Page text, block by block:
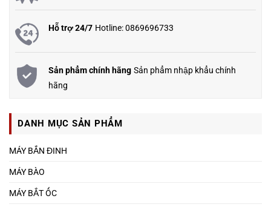
Hỗ trợ 24/7 Hotline: 0869696733
Sản phẩm chính hãng Sản phẩm nhập khẩu chính
hãng
DANH MỤC SẢN PHẨM
MÁY BẮN ĐINH
MÁY BÀO
MÁY BẮT ỐC